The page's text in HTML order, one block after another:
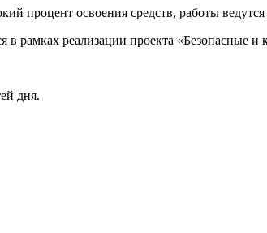
процент освоения средств, работы
рамках реализации проекта «Безопасные и
дня.